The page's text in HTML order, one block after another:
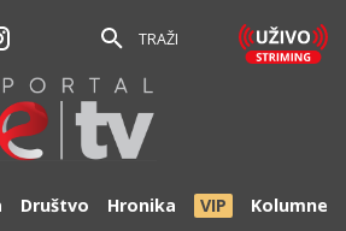
TRAŽI
Društvo Hronika VIP Kolumne